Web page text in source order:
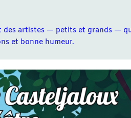
des artistes — petits et grands —
et bonne humeur.